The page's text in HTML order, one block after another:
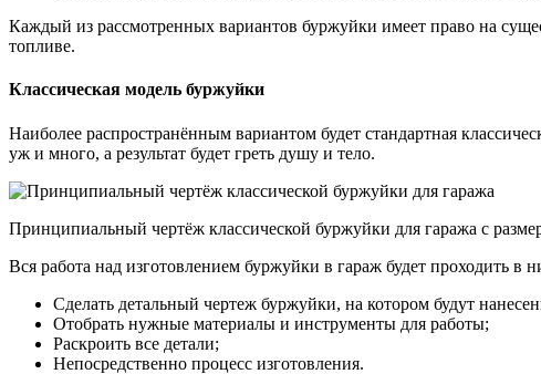
Каждый из рассмотренных вариантов буржуйки имеет право на
топливе.
Классическая модель буржуйки
Наиболее распространённым вариантом будет стандартная
уж и много, а результат будет греть душу и тело.
Принципиальный чертёж классической буржуйки для гаража с
Вся работа над изготовлением буржуйки в гараж будет проходить в
Сделать детальный чертеж буржуйки, на котором будут
Отобрать нужные материалы и инструменты для работы;
Раскроить все детали;
Непосредственно процесс изготовления.